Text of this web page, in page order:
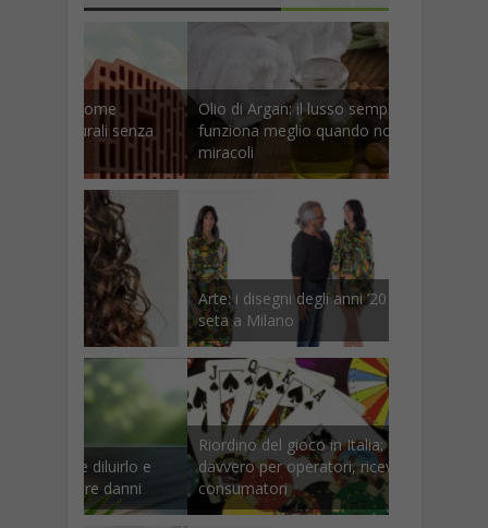
Olio di Argan: il lusso semplice che
funziona meglio quando non promette
miracoli
Arte: i disegni degli anni ’20 rinascono su
seta a Milano
Riordino del gioco in Italia: cosa cambia
davvero per operatori, ricevitorie e
consumatori